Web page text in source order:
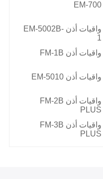
EM-700
واقيات أذن EM-5002B-
1
واقيات أذن FM-1B
واقيات أذن EM-5010
واقيات أذن FM-2B
PLUS
واقيات أذن FM-3B
PLUS